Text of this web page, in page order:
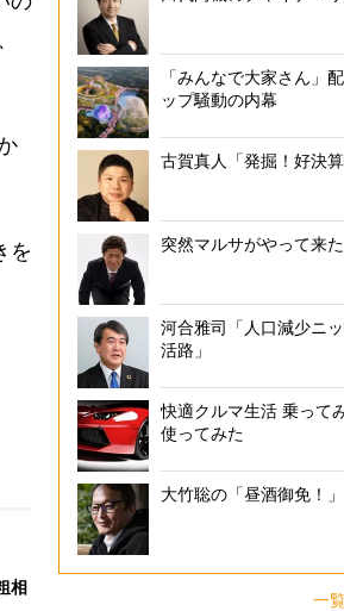
を
相
「みんなで大家さん」
ップ騒動の内幕
古賀真人「発掘！好決算
突然マルサがやって来た
河合雅司「人口減少ニ
活路」
快適クルマ生活 乗って
使ってみた
大竹聡の「昼酒御免！」
一